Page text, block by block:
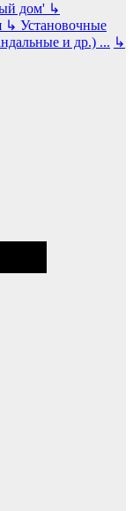
дом' ↳
↳ Установочные
и др.) ... ↳